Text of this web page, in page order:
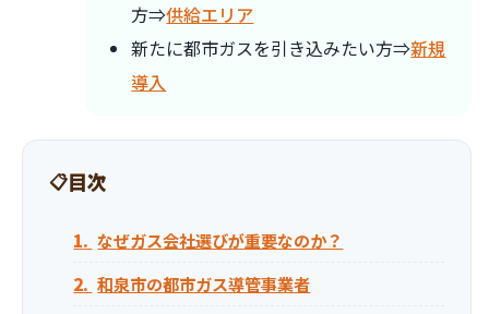
方⇒供給エリア
新たに都市ガスを引き込みたい方⇒新規
導入
目次
なぜガス会社選びが重要なのか？
和泉市の都市ガス導管事業者